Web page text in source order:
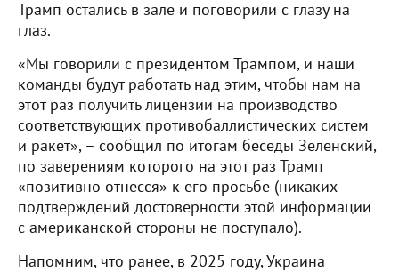
Трамп остались в зале и поговорили с глазу на
глаз.
«Мы говорили с президентом Трампом, и наши
команды будут работать над этим, чтобы нам на
этот раз получить лицензии на производство
соответствующих противобаллистических систем
и ракет», – сообщил по итогам беседы Зеленский,
по заверениям которого на этот раз Трамп
«позитивно отнесся» к его просьбе (никаких
подтверждений достоверности этой информации
с американской стороны не поступало).
Напомним, что ранее, в 2025 году, Украина